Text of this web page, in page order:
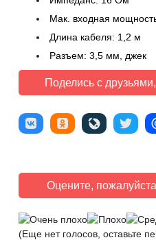
Мак. входная
Длина кабеля: 1,2 м
Разъем: 3,5 мм, джек
Поделись с
Оцените,
(Еще нет голосов, оставьте